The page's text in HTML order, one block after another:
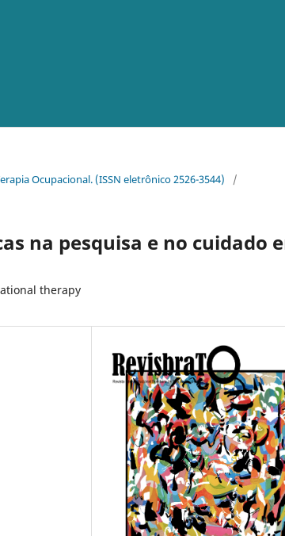
Ocupacional. (ISSN eletrônico 2526-3544)
/
na pesquisa e no cuidado
therapy